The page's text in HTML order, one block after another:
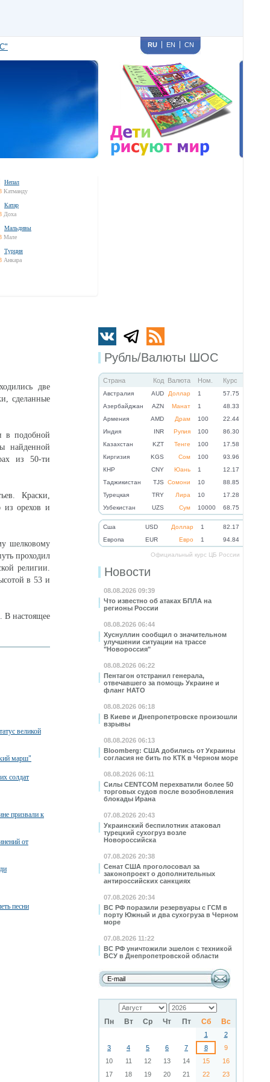
RU EN CN
Непал
Катманду
Катар
Доха
Мальдивы
Мале
Турция
Анкара
Рубль/Валюты ШОС
Страна Код Валюта Ном. Курс
Австралия AUD Доллар 1
57.75
Азербайджан
AZN Манат 1
48.33
Армения
AMD Драм 100
22.44
Индия
INR Рупия 100
86.30
Казахстан
KZT Тенге 100
17.58
Киргизия
KGS Сом 100
93.96
КНР
CNY Юань 1
12.17
Таджикистан
TJS Сомони 10
88.85
Турецкая
TRY Лира 10
17.28
Узбекистан
UZS Сум 10000 68.75
Cша USD Доллар 1
82.17
Eвропа
EUR Евро 1 94.84
Официальный курс ЦБ России
Новости
08.08.2026 09:39
Что известно об атаках БПЛА на
регионы России
08.08.2026 06:44
Хуснуллин сообщил о значительном
улучшении ситуации на трассе
"Новороссия"
08.08.2026 06:22
Пентагон отстранил генерала,
отвечавшего за помощь Украине и
фланг НАТО
08.08.2026 06:18
В Киеве и Днепропетровске произошли
взрывы
08.08.2026 06:13
Bloomberg: США добились от Украины
согласия не бить по КТК в Черном море
08.08.2026 06:11
Силы CENTCOM перехватили более 50
торговых судов после возобновления
блокады Ирана
07.08.2026 20:43
Украинский беспилотник атаковал
турецкий сухогруз возле
Новороссийска
07.08.2026 20:38
Сенат США проголосовал за
законопроект о дополнительных
антироссийских санкциях
07.08.2026 20:34
ВС РФ поразили резервуары с ГСМ в
порту Южный и два сухогруза в Черном
море
07.08.2026 11:22
ВС РФ уничтожили эшелон с техникой
ВСУ в Днепропетровской области
Пн Вт Ср Чт Пт Сб Вс
1
2
3
4 5 6 7 8
9
10
11 12 13 14 15
16
17
18 19 20 21 22
23
две
сделанные
в подобной
найденной
из 50-ти
Краски,
из орехов и
шелковому
проходил
религии.
в 53 и
В настоящее
великой
марш"
солдат
призвали к
от
песни